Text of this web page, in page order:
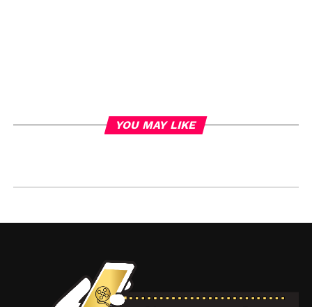
YOU MAY LIKE